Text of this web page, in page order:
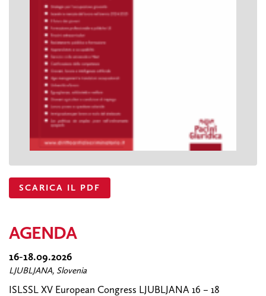
SCARICA IL PDF
AGENDA
16-18.09.2026
LJUBLJANA, Slovenia
ISLSSL XV European Congress LJUBLJANA 16 – 18